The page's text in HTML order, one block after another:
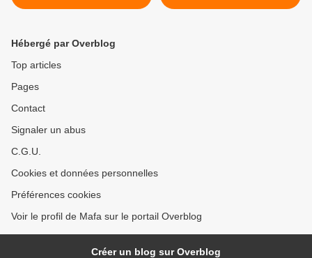
magie, volume 2- Pierre
Hébergé par Overblog
Top articles
Pages
Contact
Signaler un abus
C.G.U.
Cookies et données personnelles
Préférences cookies
Voir le profil de Mafa sur le portail Overblog
Créer un blog sur Overblog